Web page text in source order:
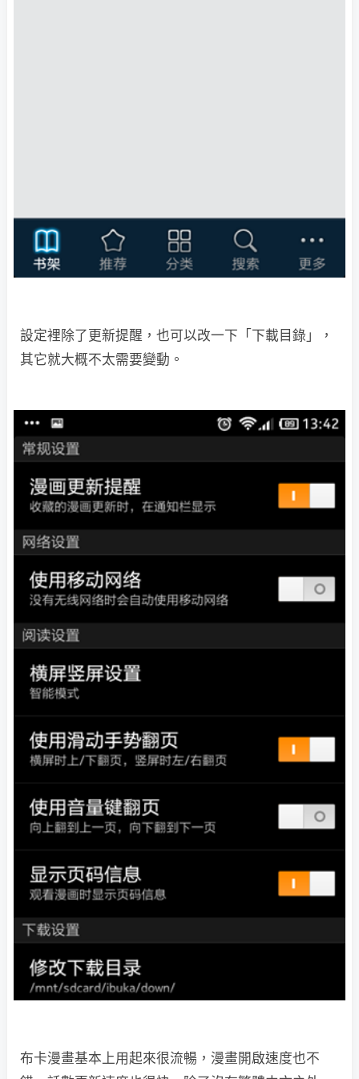
設定裡除了更新提醒，也可以改一下「下載目錄」，
其它就大概不太需要變動。
布卡漫畫基本上用起來很流暢，漫畫開啟速度也不